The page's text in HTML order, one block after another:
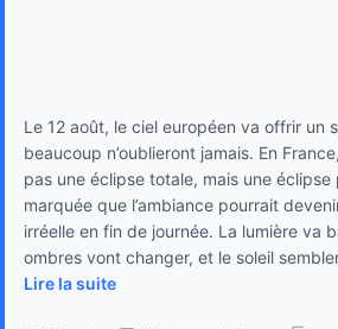
Le 12 août, le ciel européen va offrir un
beaucoup n’oublieront jamais. En
pas une éclipse totale, mais une éclipse
marquée que l’ambiance pourrait
irréelle en fin de journée. La lumière va
ombres vont changer, et le soleil
Lire la suite